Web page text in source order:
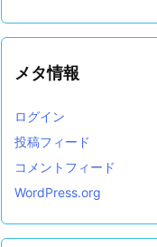
メタ情報
ログイン
投稿フィード
コメントフィード
WordPress.org